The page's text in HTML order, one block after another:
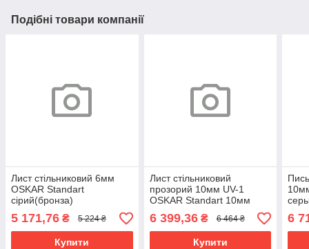
Подібні товари компанії
Лист стільниковий 6мм
OSKAR Standart
сірий(бронза)
6000х2100х6мм. Код УКТ
ЗЕД 3916901090
5 171,76 ₴ 5 224 ₴
Купити
Лист стільниковий
прозорий 10мм UV-1
OSKAR Standart 10мм
6000х2100х10мм.
6 399,36₴ 6 464 ₴
Купити
6